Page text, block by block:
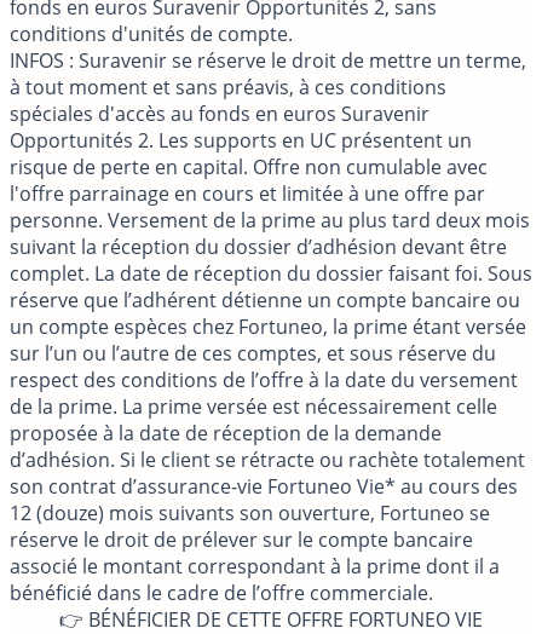
fonds en euros Suravenir Opportunités 2, sans
conditions d'unités de compte.
INFOS : Suravenir se réserve le droit de mettre un terme,
à tout moment et sans préavis, à ces conditions
spéciales d'accès au fonds en euros Suravenir
Opportunités 2. Les supports en UC présentent un
risque de perte en capital. Offre non cumulable avec
l'offre parrainage en cours et limitée à une offre par
personne. Versement de la prime au plus tard deux mois
suivant la réception du dossier d’adhésion devant être
complet. La date de réception du dossier faisant foi. Sous
réserve que l’adhérent détienne un compte bancaire ou
un compte espèces chez Fortuneo, la prime étant versée
sur l’un ou l’autre de ces comptes, et sous réserve du
respect des conditions de l’offre à la date du versement
de la prime. La prime versée est nécessairement celle
proposée à la date de réception de la demande
d’adhésion. Si le client se rétracte ou rachète totalement
son contrat d’assurance-vie Fortuneo Vie* au cours des
12 (douze) mois suivants son ouverture, Fortuneo se
réserve le droit de prélever sur le compte bancaire
associé le montant correspondant à la prime dont il a
bénéficié dans le cadre de l’offre commerciale.
👉 BÉNÉFICIER DE CETTE OFFRE FORTUNEO VIE